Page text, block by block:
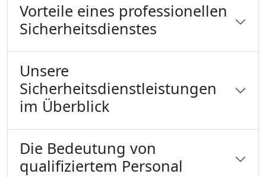
Vorteile eines professionellen
Sicherheitsdienstes
Unsere
Sicherheitsdienstleistungen
im Überblick
Die Bedeutung von
qualifiziertem Personal